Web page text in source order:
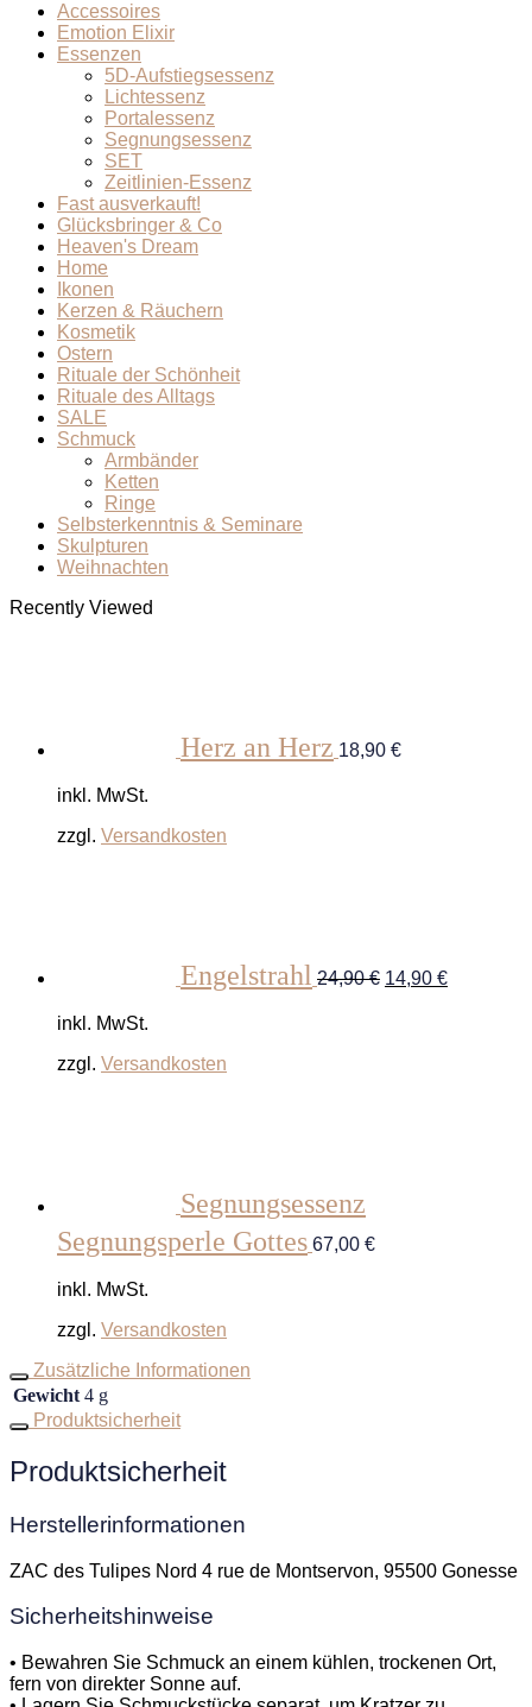
Accessoires
Emotion Elixir
Essenzen
5D-Aufstiegsessenz
Lichtessenz
Portalessenz
Segnungsessenz
SET
Zeitlinien-Essenz
Fast ausverkauft!
Glücksbringer & Co
Heaven's Dream
Home
Ikonen
Kerzen & Räuchern
Kosmetik
Ostern
Rituale der Schönheit
Rituale des Alltags
SALE
Schmuck
Armbänder
Ketten
Ringe
Selbsterkenntnis & Seminare
Skulpturen
Weihnachten
Recently Viewed
Herz an Herz 18,90 €
inkl. MwSt.
zzgl. Versandkosten
Engelstrahl 24,90€ 14,90 €
inkl. MwSt.
zzgl. Versandkosten
Segnungsessenz
Segnungsperle Gottes 67,00 €
inkl. MwSt.
zzgl. Versandkosten
Zusätzliche Informationen
Gewicht 4 g
Produktsicherheit
Produktsicherheit
Herstellerinformationen
ZAC des Tulipes Nord 4 rue de Montservon, 95500 Gonesse
Sicherheitshinweise
• Bewahren Sie Schmuck an einem kühlen, trockenen Ort,
fern von direkter Sonne auf.